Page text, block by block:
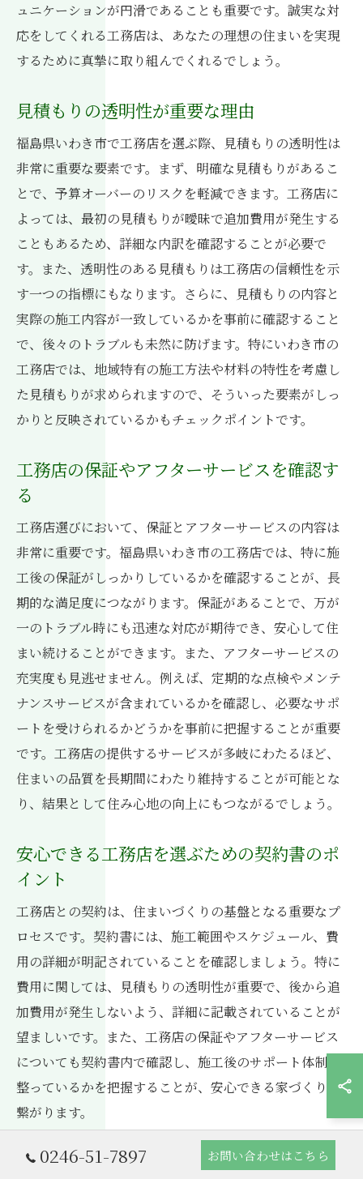
ュニケーションが円滑であることも重要です。誠実な対
応をしてくれる工務店は、あなたの理想の住まいを実現
するために真摯に取り組んでくれるでしょう。
見積もりの透明性が重要な理由
福島県いわき市で工務店を選ぶ際、見積もりの透明性は
非常に重要な要素です。まず、明確な見積もりがあるこ
とで、予算オーバーのリスクを軽減できます。工務店に
よっては、最初の見積もりが曖昧で追加費用が発生する
こともあるため、詳細な内訳を確認することが必要で
す。また、透明性のある見積もりは工務店の信頼性を示
す一つの指標にもなります。さらに、見積もりの内容と
実際の施工内容が一致しているかを事前に確認すること
で、後々のトラブルも未然に防げます。特にいわき市の
工務店では、地域特有の施工方法や材料の特性を考慮し
た見積もりが求められますので、そういった要素がしっ
かりと反映されているかもチェックポイントです。
工務店の保証やアフターサービスを確認す
る
工務店選びにおいて、保証とアフターサービスの内容は
非常に重要です。福島県いわき市の工務店では、特に施
工後の保証がしっかりしているかを確認することが、長
期的な満足度につながります。保証があることで、万が
一のトラブル時にも迅速な対応が期待でき、安心して住
まい続けることができます。また、アフターサービスの
充実度も見逃せません。例えば、定期的な点検やメンテ
ナンスサービスが含まれているかを確認し、必要なサポ
ートを受けられるかどうかを事前に把握することが重要
です。工務店の提供するサービスが多岐にわたるほど、
住まいの品質を長期間にわたり維持することが可能とな
り、結果として住み心地の向上にもつながるでしょう。
安心できる工務店を選ぶための契約書のポ
イント
工務店との契約は、住まいづくりの基盤となる重要なプ
ロセスです。契約書には、施工範囲やスケジュール、費
用の詳細が明記されていることを確認しましょう。特に
費用に関しては、見積もりの透明性が重要で、後から追
加費用が発生しないよう、詳細に記載されていることが
望ましいです。また、工務店の保証やアフターサービス
についても契約書内で確認し、施工後のサポート体制が
整っているかを把握することが、安心できる家づくりに
繋がります。
信頼できる工務店の見極め方
0246-51-7897 お問い合わせはこちら